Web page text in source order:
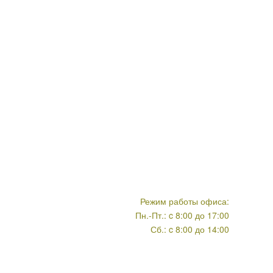
Режим работы офиса:
Пн.-Пт.: c 8:00 до 17:00
Сб.: c 8:00 до 14:00